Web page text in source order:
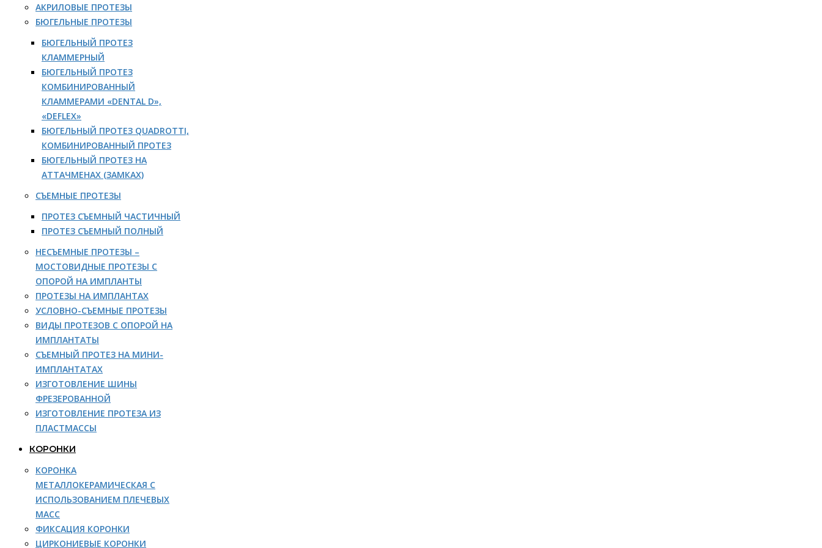
АКРИЛОВЫЕ ПРОТЕЗЫ
БЮГЕЛЬНЫЕ ПРОТЕЗЫ
БЮГЕЛЬНЫЙ ПРОТЕЗ
КЛАММЕРНЫЙ
БЮГЕЛЬНЫЙ ПРОТЕЗ
КОМБИНИРОВАННЫЙ
КЛАММЕРАМИ «DENTAL D»,
«DEFLEX»
БЮГЕЛЬНЫЙ ПРОТЕЗ QUADROTTI,
КОМБИНИРОВАННЫЙ ПРОТЕЗ
БЮГЕЛЬНЫЙ ПРОТЕЗ НА
АТТАЧМЕНАХ (ЗАМКАХ)
СЪЕМНЫЕ ПРОТЕЗЫ
ПРОТЕЗ СЪЕМНЫЙ ЧАСТИЧНЫЙ
ПРОТЕЗ СЪЕМНЫЙ ПОЛНЫЙ
НЕСЪЕМНЫЕ ПРОТЕЗЫ –
МОСТОВИДНЫЕ ПРОТЕЗЫ С
ОПОРОЙ НА ИМПЛАНТЫ
ПРОТЕЗЫ НА ИМПЛАНТАХ
УСЛОВНО-СЪЕМНЫЕ ПРОТЕЗЫ
ВИДЫ ПРОТЕЗОВ С ОПОРОЙ НА
ИМПЛАНТАТЫ
СЪЕМНЫЙ ПРОТЕЗ НА МИНИ-
ИМПЛАНТАТАХ
ИЗГОТОВЛЕНИЕ ШИНЫ
ФРЕЗЕРОВАННОЙ
ИЗГОТОВЛЕНИЕ ПРОТЕЗА ИЗ
ПЛАСТМАССЫ
КОРОНКИ
КОРОНКА
МЕТАЛЛОКЕРАМИЧЕСКАЯ С
ИСПОЛЬЗОВАНИЕМ ПЛЕЧЕВЫХ
МАСС
ФИКСАЦИЯ КОРОНКИ
ЦИРКОНИЕВЫЕ КОРОНКИ